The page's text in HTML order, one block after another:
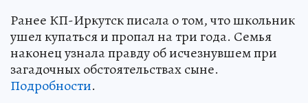
Ранее КП-Иркутск писала о том, что школьник
ушел купаться и пропал на три года. Семья
наконец узнала правду об исчезнувшем при
загадочных обстоятельствах сыне.
Подробности.